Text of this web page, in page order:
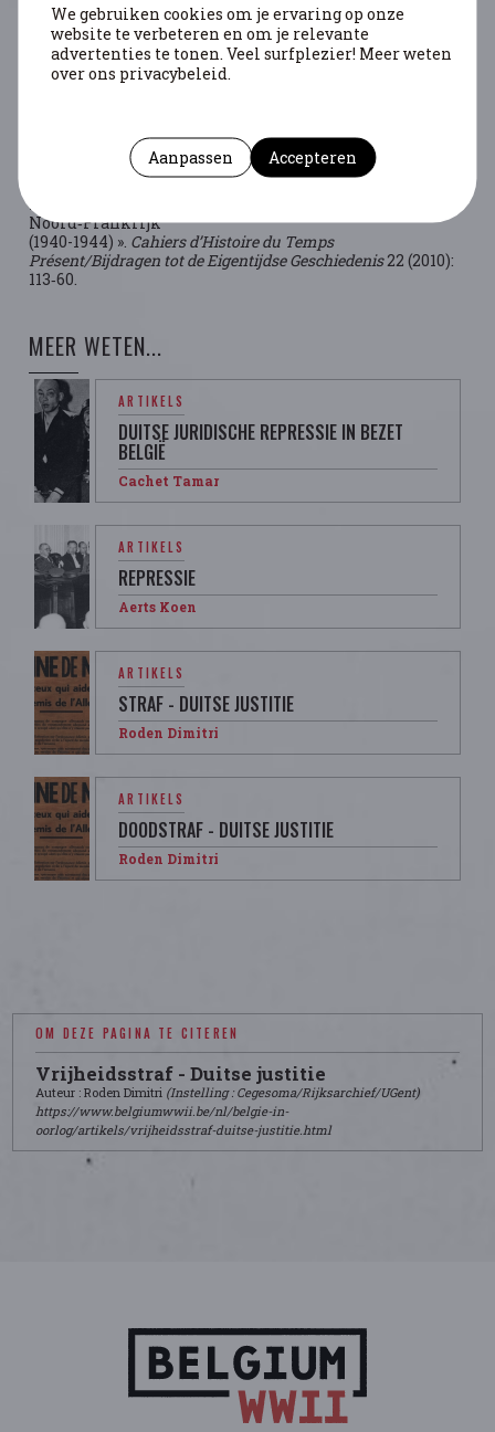
BIBLIOGRAFIE
Roden, Dimitri. « "In naam van het Duitse volk!” Het
Duitse krijgsgerecht en de openbare orde in bezet
Roden, Dimitri. « Van aanhouding tot strafuitvoering.
De werking van
het Duitse gerechtelijke apparaat in bezet België en
Noord‑Frankrijk
(1940-1944) ». Cahiers d’Histoire du Temps
Présent/Bijdragen tot de Eigentijdse Geschiedenis22 (2010):
113‑60.
MEER WETEN...
ARTIKELS
DUITSE JURIDISCHE REPRESSIE IN BEZET
BELGIË
Cachet Tamar
ARTIKELS
REPRESSIE
Aerts Koen
ARTIKELS
STRAF - DUITSE JUSTITIE
Roden Dimitri
ARTIKELS
DOODSTRAF - DUITSE JUSTITIE
Roden Dimitri
OM DEZE PAGINA TE CITEREN
Vrijheidsstraf - Duitse justitie
Auteur : Roden Dimitri (Instelling : Cegesoma/Rijksarchief/UGent)
https://www.belgiumwwii.be/nl/belgie-in-
oorlog/artikels/vrijheidsstraf-duitse-justitie.html
We gebruiken cookies om je ervaring op onze
website te verbeteren en om je relevante
advertenties te tonen. Veel surfplezier! Meer weten
over ons privacybeleid.
Aanpassen Accepteren